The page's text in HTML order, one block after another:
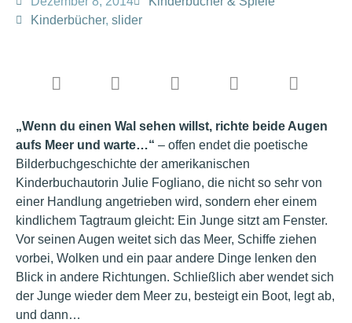
Kinderbücher, slider
„Wenn du einen Wal sehen willst, richte beide Augen
aufs Meer und warte…“ – offen endet die poetische
Bilderbuchgeschichte der amerikanischen
Kinderbuchautorin Julie Fogliano, die nicht so sehr von
einer Handlung angetrieben wird, sondern eher einem
kindlichem Tagtraum gleicht: Ein Junge sitzt am Fenster.
Vor seinen Augen weitet sich das Meer, Schiffe ziehen
vorbei, Wolken und ein paar andere Dinge lenken den
Blick in andere Richtungen. Schließlich aber wendet sich
der Junge wieder dem Meer zu, besteigt ein Boot, legt ab,
und dann…